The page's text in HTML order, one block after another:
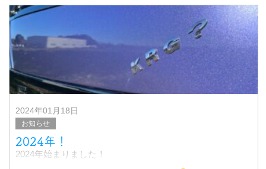
勿論、お仕事はしていました、、
有難い事に、なんだかずっと忙しかったです
2024年01月18日
お知らせ
2024年！
2024年始まりました！